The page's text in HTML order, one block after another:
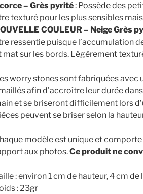
– Grès pyrité: Possède des
texturé pour les plus sensibles
COULEUR – Neige Grès
ressentie puisque l’accumulation
mat sur les bords. Légèrement
worry stones sont fabriquées avec
afin d’accroître leur durée
et se briseront difficilement lors
peuvent se briser selon la
modèle est unique et
aux photos.Ce produit ne
: environ 1 cm de hauteur, 4 cm
: 23gr